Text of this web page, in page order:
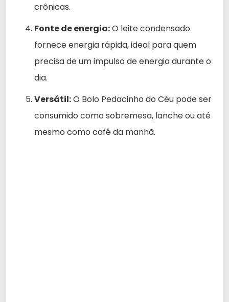
crônicas.
Fonte de energia:O leite condensado
fornece energia rápida, ideal para quem
precisa de um impulso de energia durante o
dia.
Versátil:O Bolo Pedacinho do Céu pode ser
consumido como sobremesa, lanche ou até
mesmo como café da manhã.